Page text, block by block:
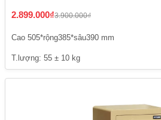
2.899.000₫3.900.000₫
Cao 505*rộng385*sâu390 mm
T.lượng: 55 ± 10 kg